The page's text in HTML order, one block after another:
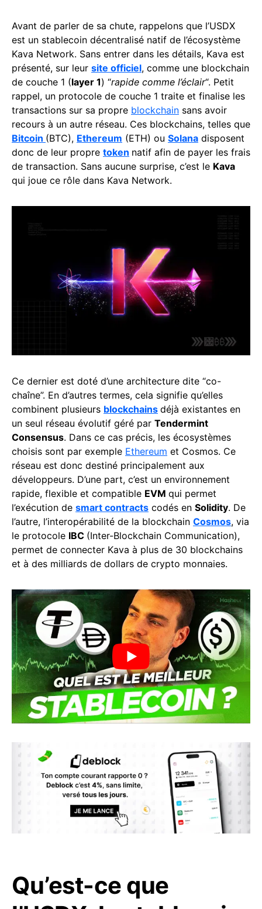
Avant de parler de sa chute, rappelons que l’USDX
est un stablecoin décentralisé natif de l’écosystème
Kava Network. Sans entrer dans les détails, Kava est
présenté, sur leur site officiel, comme une blockchain
de couche 1 (layer 1) “rapide comme l’éclair“. Petit
rappel, un protocole de couche 1 traite et finalise les
transactions sur sa propre blockchain sans avoir
recours à un autre réseau. Ces blockchains, telles que
Bitcoin (BTC), Ethereum (ETH) ou Solana disposent
donc de leur propre token natif afin de payer les frais
de transaction. Sans aucune surprise, c’est le Kava
qui joue ce rôle dans Kava Network.
Ce dernier est doté d’une architecture dite “co-
chaîne”. En d’autres termes, cela signifie qu’elles
combinent plusieurs blockchains déjà existantes en
un seul réseau évolutif géré par Tendermint
Consensus. Dans ce cas précis, les écosystèmes
choisis sont par exemple Ethereum et Cosmos. Ce
réseau est donc destiné principalement aux
développeurs. D’une part, c’est un environnement
rapide, flexible et compatible EVM qui permet
l’exécution de smart contracts codés en Solidity. De
l’autre, l’interopérabilité de la blockchain Cosmos, via
le protocole IBC (Inter-Blockchain Communication),
permet de connecter Kava à plus de 30 blockchains
et à des milliards de dollars de crypto monnaies.
Qu’est-ce que